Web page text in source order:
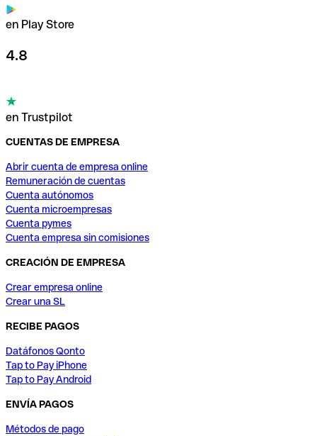
en Play Store
4.8
en Trustpilot
CUENTAS DE EMPRESA
Abrir cuenta de empresa online
Remuneración de cuentas
Cuenta autónomos
Cuenta microempresas
Cuenta pymes
Cuenta empresa sin comisiones
CREACIÓN DE EMPRESA
Crear empresa online
Crear una SL
RECIBE PAGOS
Datáfonos Qonto
Tap to Pay iPhone
Tap to Pay Android
ENVÍA PAGOS
Métodos de pago